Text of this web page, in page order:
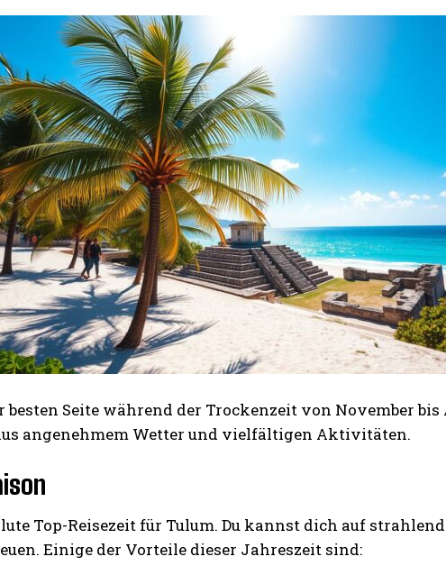
Seite während der Trockenzeit von November bis
angenehmem Wetter und vielfältigen Aktivitäten.
Top-Reisezeit für Tulum. Du kannst dich auf
Einige der Vorteile dieser Jahreszeit sind: